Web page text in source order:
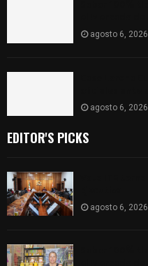
agosto 6, 2026
agosto 6, 2026
EDITOR'S PICKS
agosto 6, 2026